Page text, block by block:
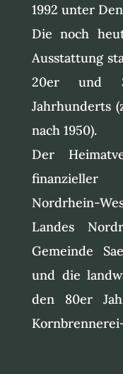
1992 unter
Die noch
Ausstattung
20er und
Jahrhunderts
nach 1950).
Der
Nordrhein-
Landes
Gemeinde
und die
den 80er